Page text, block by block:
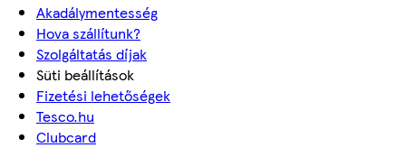
Akadálymentesség
Hova szállítunk?
Szolgáltatás díjak
Süti beállítások
Fizetési lehetőségek
Tesco.hu
Clubcard